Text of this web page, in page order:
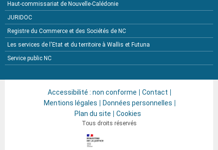
Haut-commissariat de Nouvelle-Calédonie
JURIDOC
Registre du Commerce et des Sociétés de NC
Les services de l'Etat et du territoire à Wallis et Futuna
Service public NC
Accessibilité : non conforme
Contact
Mentions légales
Données personnelles
Plan du site
Cookies
Tous droits réservés